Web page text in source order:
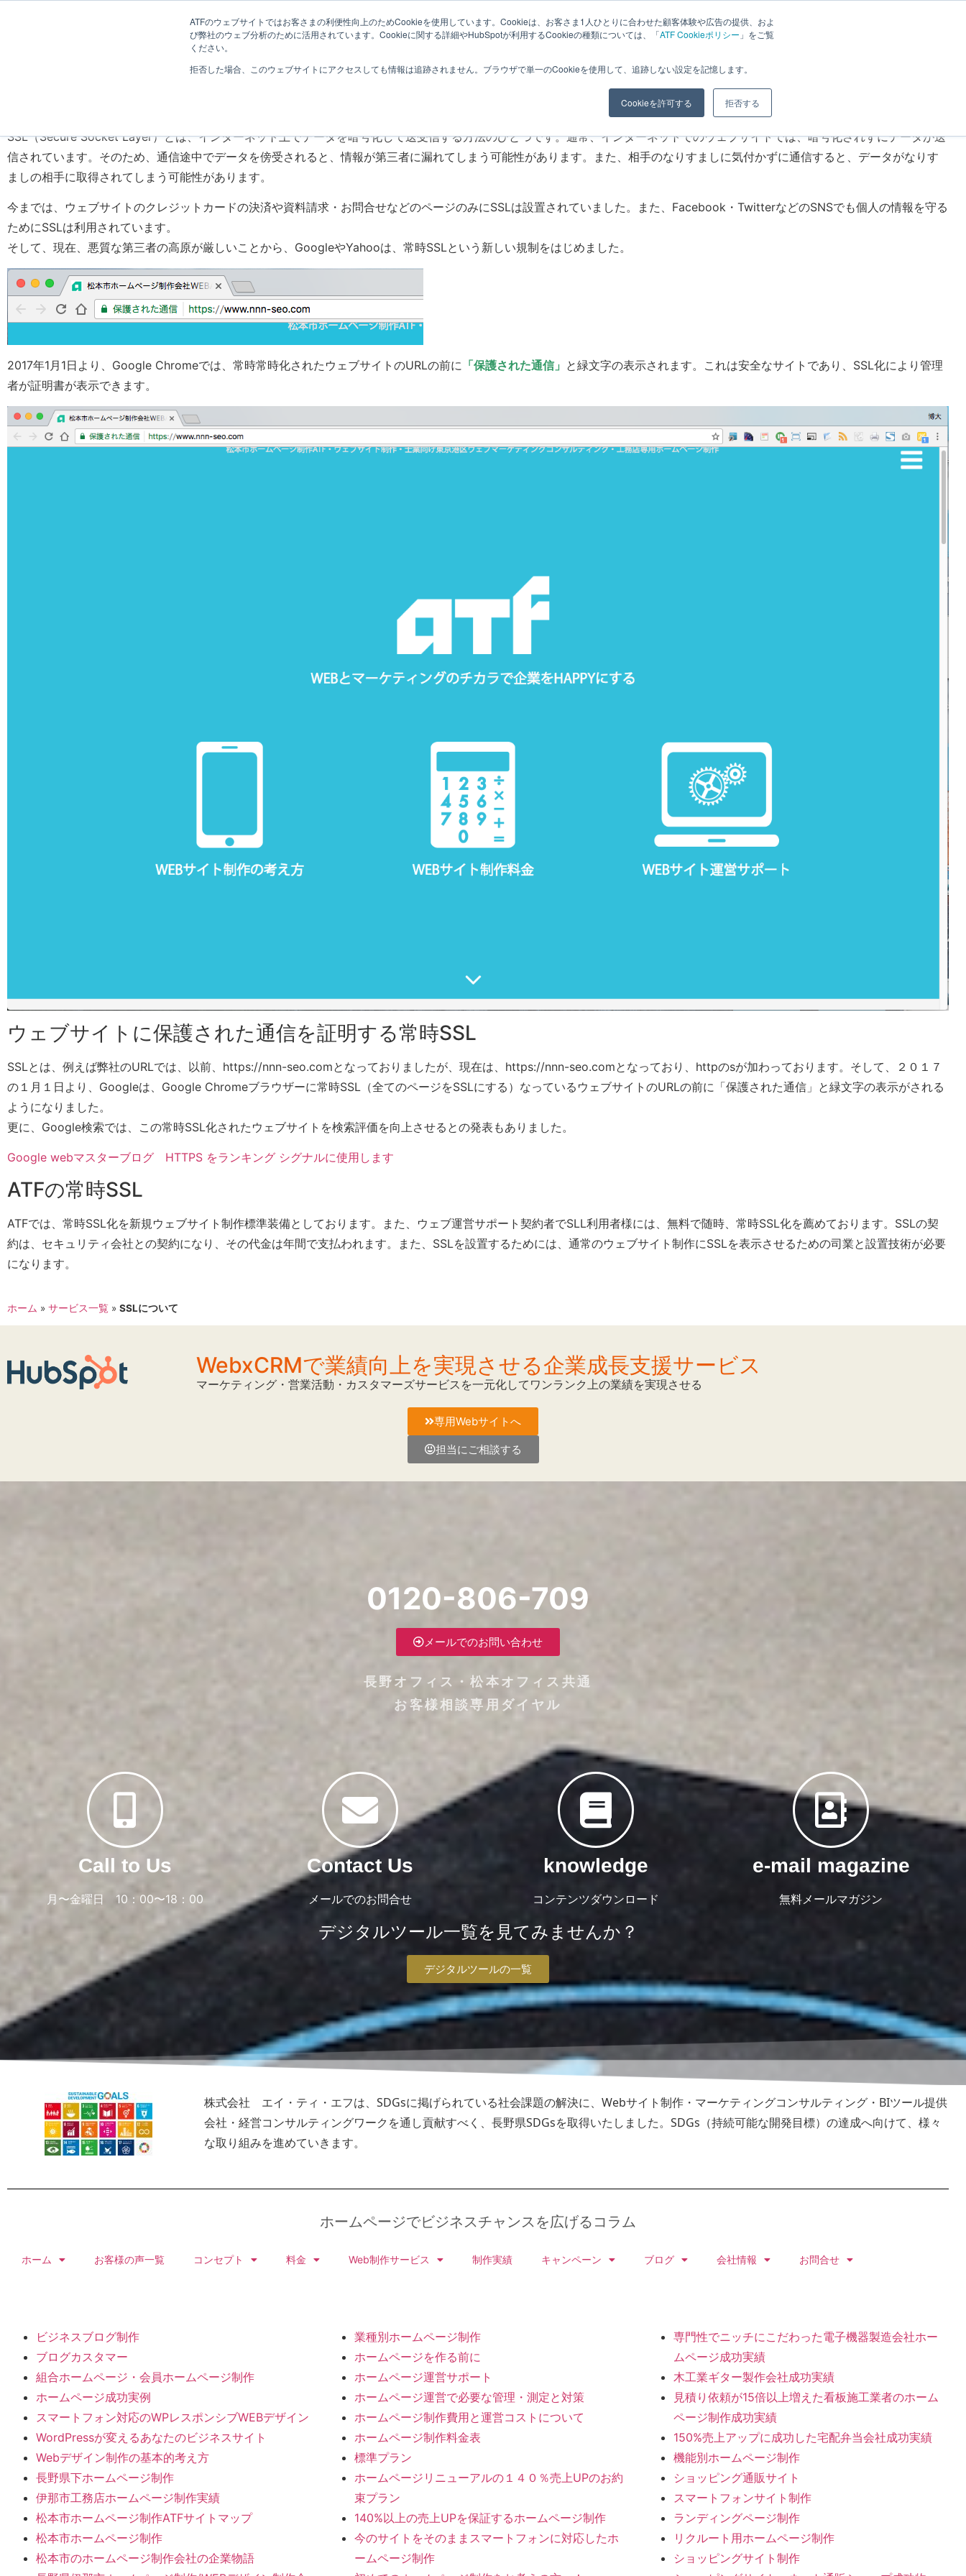
ATFのウェブサイトではお客さまの利便性向上のためCookieを使用しています。Cookieは、お客さま1人ひとりに合わせた顧客体験や広告の提供、およ
び弊社のウェブ分析のために活用されています。Cookieに関する詳細やHubSpotが利用するCookieの種類については、「ATF Cookieポリシー 」をご覧
ください。
拒否した場合、このウェブサイトにアクセスしても情報は追跡されません。ブラウザで単一のCookieを使用して、追跡しない設定を記憶します。
Cookieを許可する 拒否する
Web制作考え方 サービスメニュー 料金 Web制作 ナレッジ ブログ 会社概要
SSL（Secure Socket Layer）とは、インターネット上でデータを暗号化して送受信する方法のひとつです。通常、インターネットでのウェブサイトでは、暗号化されずにデータが送
信されています。そのため、通信途中でデータを傍受されると、情報が第三者に漏れてしまう可能性があります。また、相手のなりすましに気付かずに通信すると、データがなりす
ましの相手に取得されてしまう可能性があります。
今までは、ウェブサイトのクレジットカードの決済や資料請求・お問合せなどのページのみにSSLは設置されていました。また、Facebook・TwitterなどのSNSでも個人の情報を守る
ためにSSLは利用されています。
そして、現在、悪質な第三者の高原が厳しいことから、GoogleやYahooは、常時SSLという新しい規制をはじめました。
2017年1月1日より、Google Chromeでは、常時常時化されたウェブサイトのURLの前に 「保護された通信」 と緑文字の表示されます。これは安全なサイトであり、SSL化により管理
者が証明書が表示できます。
ウェブサイトに保護された通信を証明する常時SSL
SSLとは、例えば弊社のURLでは、以前、https://nnn-seo.comとなっておりましたが、現在は、https://nnn-seo.comとなっており、httpのsが加わっております。そして、２０１７
の１月１日より、Googleは、Google Chromeブラウザーに常時SSL（全てのページをSSLにする）なっているウェブサイトのURLの前に「保護された通信」と緑文字の表示がされる
ようになりました。
更に、Google検索では、この常時SSL化されたウェブサイトを検索評価を向上させるとの発表もありました。
Google webマスターブログ HTTPS をランキング シグナルに使用します
ATFの常時SSL
ATFでは、常時SSL化を新規ウェブサイト制作標準装備としております。また、ウェブ運営サポート契約者でSLL利用者様には、無料で随時、常時SSL化を薦めております。SSLの契
約は、セキュリティ会社との契約になり、その代金は年間で支払われます。また、SSLを設置するためには、通常のウェブサイト制作にSSLを表示させるための司業と設置技術が必要
になります。
ホーム » サービス一覧 » SSLについて
WebxCRMで業績向上を実現させる企業成長支援サービス
マーケティング・営業活動・カスタマーズサービスを一元化してワンランク上の業績を実現させる
専用Webサイトへ
担当にご相談する
0120-806-709
メールでのお問い合わせ
長野オフィス・松本オフィス共通
お客様相談専用ダイヤル
Call to Us
月〜金曜日 10：00〜18：00
Contact Us
メールでのお問合せ
knowledge
コンテンツダウンロード
e-mail magazine
無料メールマガジン
デジタルツール一覧を見てみませんか？
デジタルツールの一覧
株式会社 エイ・ティ・エフは、SDGsに掲げられている社会課題の解決に、Webサイト制作・マーケティングコンサルティング・BIツール提供
会社・経営コンサルティングワークを通し貢献すべく、長野県SDGsを取得いたしました。 SDGs（持続可能な開発目標）の達成へ向けて、様々
な取り組みを進めていきます。
ホームページでビジネスチャンスを広げるコラム
ホーム お客様の声一覧 コンセプト 料金 Web制作サービス 制作実績 キャンペーン ブログ 会社情報 お問合せ
ビジネスブログ制作
ブログカスタマー
組合ホームページ・会員ホームページ制作
ホームページ成功実例
スマートフォン対応のWPレスポンシブWEBデザイン
WordPressが変えるあなたのビジネスサイト
Webデザイン制作の基本的考え方
長野県下ホームページ制作
伊那市工務店ホームページ制作実績
松本市ホームページ制作ATFサイトマップ
松本市ホームページ制作
松本市のホームページ制作会社の企業物語
業種別ホームページ制作
ホームページを作る前に
ホームページ運営サポート
ホームページ運営で必要な管理・測定と対策
ホームページ制作費用と運営コストについて
ホームページ制作料金表
標準プラン
ホームページリニューアルの１４０％売上UPのお約
束プラン
140%以上の売上UPを保証するホームページ制作
今のサイトをそのままスマートフォンに対応したホ
ームページ制作
専門性でニッチにこだわった電子機器製造会社ホー
ムページ成功実績
木工業ギター製作会社成功実績
見積り依頼が15倍以上増えた看板施工業者のホーム
ページ制作成功実績
150%売上アップに成功した宅配弁当会社成功実績
機能別ホームページ制作
ショッピング通販サイト
スマートフォンサイト制作
ランディングページ制作
リクルート用ホームページ制作
ショッピングサイト制作